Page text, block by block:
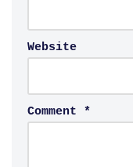
Website
Comment *